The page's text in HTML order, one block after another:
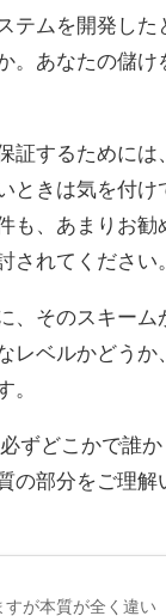
テムを開発した
。あなたの儲け
証するためには
ときは気を付け
も、あまりお勧
されてください
、そのスキーム
レベルかどうか
。
ずどこかで誰か
の部分をご理解
が本質が全く違い